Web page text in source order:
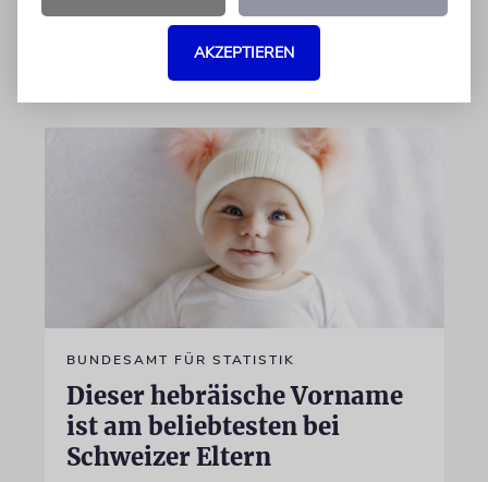
BUNDESAMT FÜR STATISTIK
Dieser hebräische Vorname
ist am beliebtesten bei
Schweizer Eltern
AKZEPTIEREN